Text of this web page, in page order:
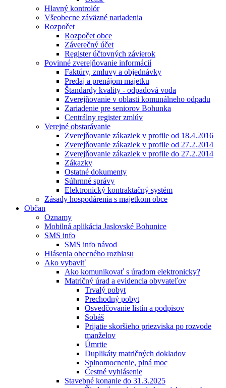
Hlavný kontrolór
Všeobecne záväzné nariadenia
Rozpočet
Rozpočet obce
Záverečný účet
Register účtovných závierok
Povinné zverejňovanie informácií
Faktúry, zmluvy a objednávky
Predaj a prenájom majetku
Štandardy kvality - odpadová voda
Zverejňovanie v oblasti komunálneho odpadu
Zariadenie pre seniorov Bohunka
Centrálny register zmlúv
Verejné obstarávanie
Zverejňovanie zákaziek v profile od 18.4.2016
Zverejňovanie zákaziek v profile od 27.2.2014
Zverejňovanie zákaziek v profile do 27.2.2014
Zákazky
Ostatné dokumenty
Súhrnné správy
Elektronický kontraktačný systém
Zásady hospodárenia s majetkom obce
Občan
Oznamy
Mobilná aplikácia Jaslovské Bohunice
SMS info
SMS info návod
Hlásenia obecného rozhlasu
Ako vybaviť
Ako komunikovať s úradom elektronicky?
Matričný úrad a evidencia obyvateľov
Trvalý pobyt
Prechodný pobyt
Osvedčovanie listín a podpisov
Sobáš
Prijatie skoršieho priezviska po rozvode
manželov
Úmrtie
Duplikáty matričných dokladov
Splnomocnenie, plná moc
Čestné vyhlásenie
Stavebné konanie do 31.3.2025